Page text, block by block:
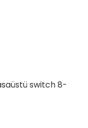
switch 8-